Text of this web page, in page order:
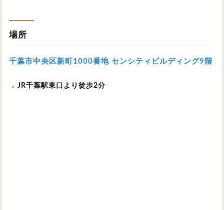
場所
千葉市中央区新町1000番地 センシティビルディング9階
JR千葉駅東口より徒歩2分